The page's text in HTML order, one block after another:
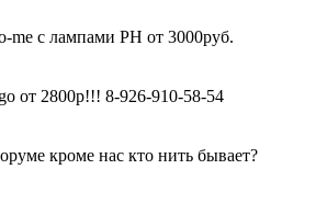
me с лампами PH от 3000руб.
от 2800р!!! 8-926-910-58-54
кроме нас кто нить бывает?